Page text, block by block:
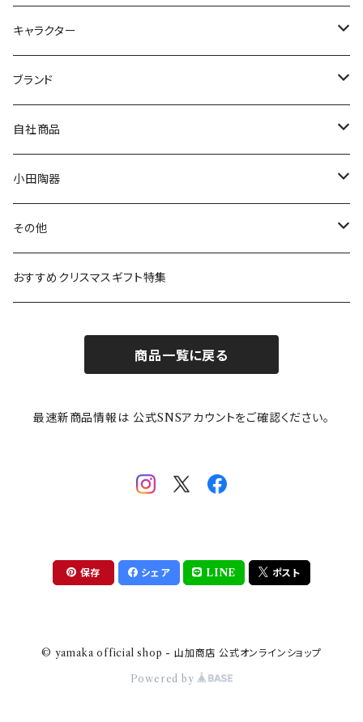
九谷焼
マグ＆カップ
プレート
ボウル
ガラスウェア
カトラリー
キャラクター
ムーミン
80th記念アイテム
リトルミイの日記念アイテム
MOOMIN ANIMATION
スヌーピー
ピーターラビット
ポケットモンスター
mofusand（モフサンド）
mofsand×日比谷花壇
ちびまる子ちゃんandクレヨンしんちゃん
ブランド
LA AMYS(エミーズ)
LISA LARSON(リサラーソン)
LAURA ASHLEY(ローラ アシュレイ)
Finlayson(フィンレイソン)
HANAE MORI(ハナエモリ)
THE BEATLES(ザ・ビートルズ)
【山加商店×yaeko】migratory bird
自社商品
ねこ企画
Cecera(セセラ)
CELEC(セレック)
隅切り重箱
HAPPY DINING(ハッピーダイニング)
小田陶器
さざなみ
吉祥
メイメイウェア
SoSo(ソソ）
その他
リサイクル食器
おすすめクリスマスギフト特集
商品一覧に戻る
最速新商品情報は 公式SNSアカウントをご確認ください。
保存 シェア LINE ポスト
© yamaka official shop - 山加商店 公式オンラインショップ
Powered by